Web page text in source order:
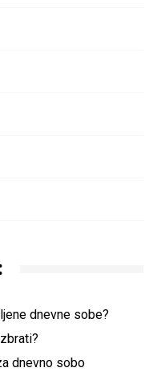
dnevne sobe?
dnevno sobo